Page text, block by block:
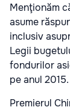
Menţionăm
asume
inclusiv
Legii
fondurilor
pe anul 2015.
Premierul